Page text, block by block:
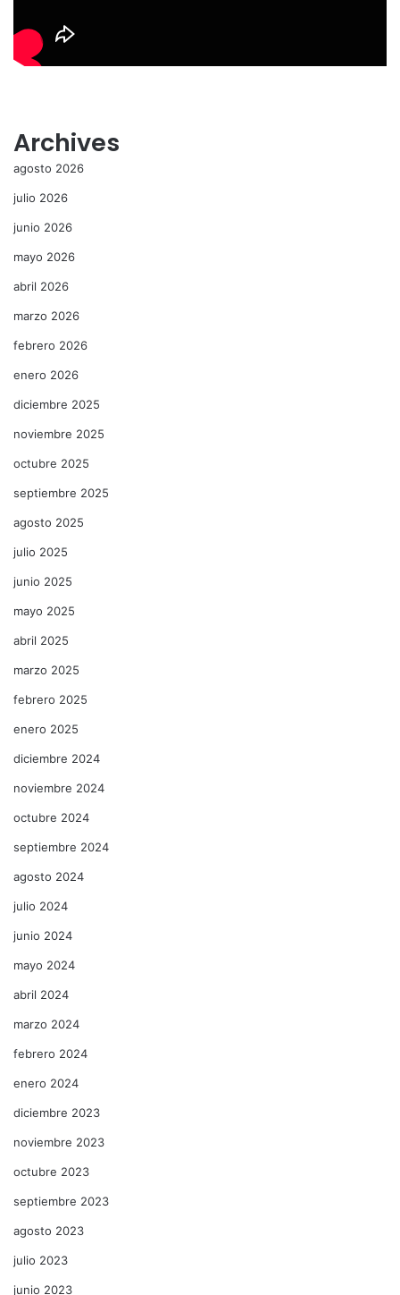
Archives
agosto 2026
julio 2026
junio 2026
mayo 2026
abril 2026
marzo 2026
febrero 2026
enero 2026
diciembre 2025
noviembre 2025
octubre 2025
septiembre 2025
agosto 2025
julio 2025
junio 2025
mayo 2025
abril 2025
marzo 2025
febrero 2025
enero 2025
diciembre 2024
noviembre 2024
octubre 2024
septiembre 2024
agosto 2024
julio 2024
junio 2024
mayo 2024
abril 2024
marzo 2024
febrero 2024
enero 2024
diciembre 2023
noviembre 2023
octubre 2023
septiembre 2023
agosto 2023
julio 2023
junio 2023